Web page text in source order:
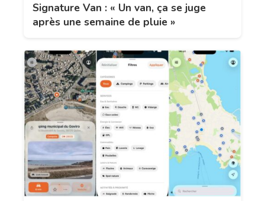
Signature Van : « Un van, ça se juge
après une semaine de pluie »